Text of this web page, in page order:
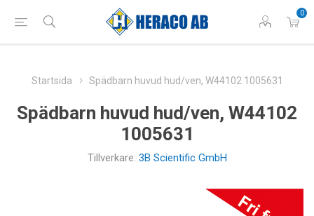
0
Startsida Spädbarn huvud hud/ven, W44102 1005631
Spädbarn huvud hud/ven, W44102
1005631
Tillverkare: 3B Scientific GmbH